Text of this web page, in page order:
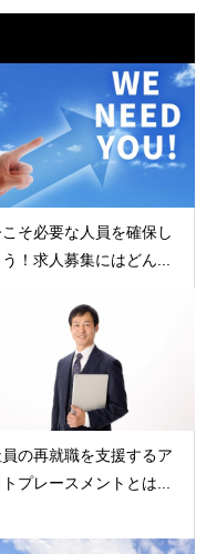
そ必要な人員を確保し
う！求人募集にはどん...
の再就職を支援するア
トプレースメントとは...